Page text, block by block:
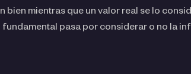
bien mientras que un valor real se lo
pasa por considerar o no la